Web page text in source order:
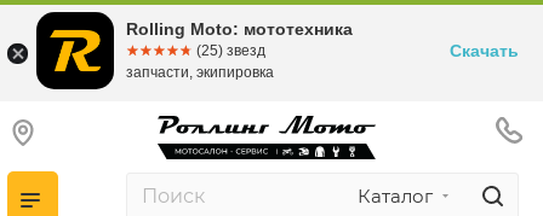
Каталог
Rolling Moto: мототехника
☆☆☆☆☆
★★★★★ (25) звезд
запчасти, экипировка
Скачать